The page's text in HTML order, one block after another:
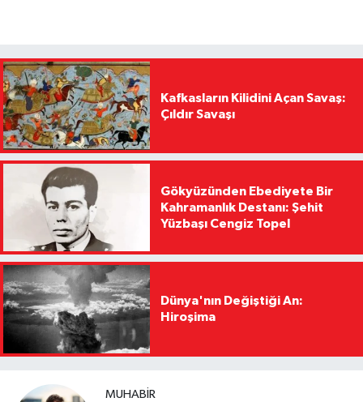
Kafkasların Kilidini Açan Savaş:
Çıldır Savaşı
Gökyüzünden Ebediyete Bir
Kahramanlık Destanı: Şehit
Yüzbaşı Cengiz Topel
Dünya'nın Değiştiği An:
Hiroşima
MUHABIR